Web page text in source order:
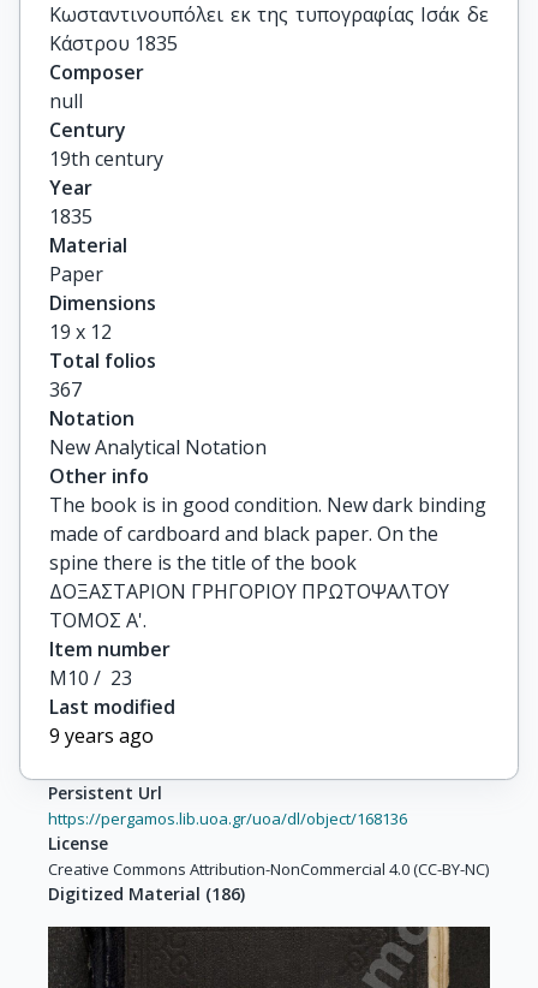
Κωσταντινουπόλει εκ της τυπογραφίας Ισάκ δε
Κάστρου 1835
Composer
null
Century
19th century
Year
1835
Material
Paper
Dimensions
19 x 12
Total folios
367
Notation
New Analytical Notation
Other info
The book is in good condition. New dark binding
made of cardboard and black paper. On the
spine there is the title of the book
ΔΟΞΑΣΤΑΡΙΟΝ ΓΡΗΓΟΡΙΟΥ ΠΡΩΤΟΨΑΛΤΟΥ
ΤΟΜΟΣ Α'.
Item number
Μ10 /  23
Last modified
9 years ago
Persistent Url
https://pergamos.lib.uoa.gr/uoa/dl/object/168136
License
Creative Commons Attribution-NonCommercial 4.0 (CC-BY-NC)
Digitized Material (186)